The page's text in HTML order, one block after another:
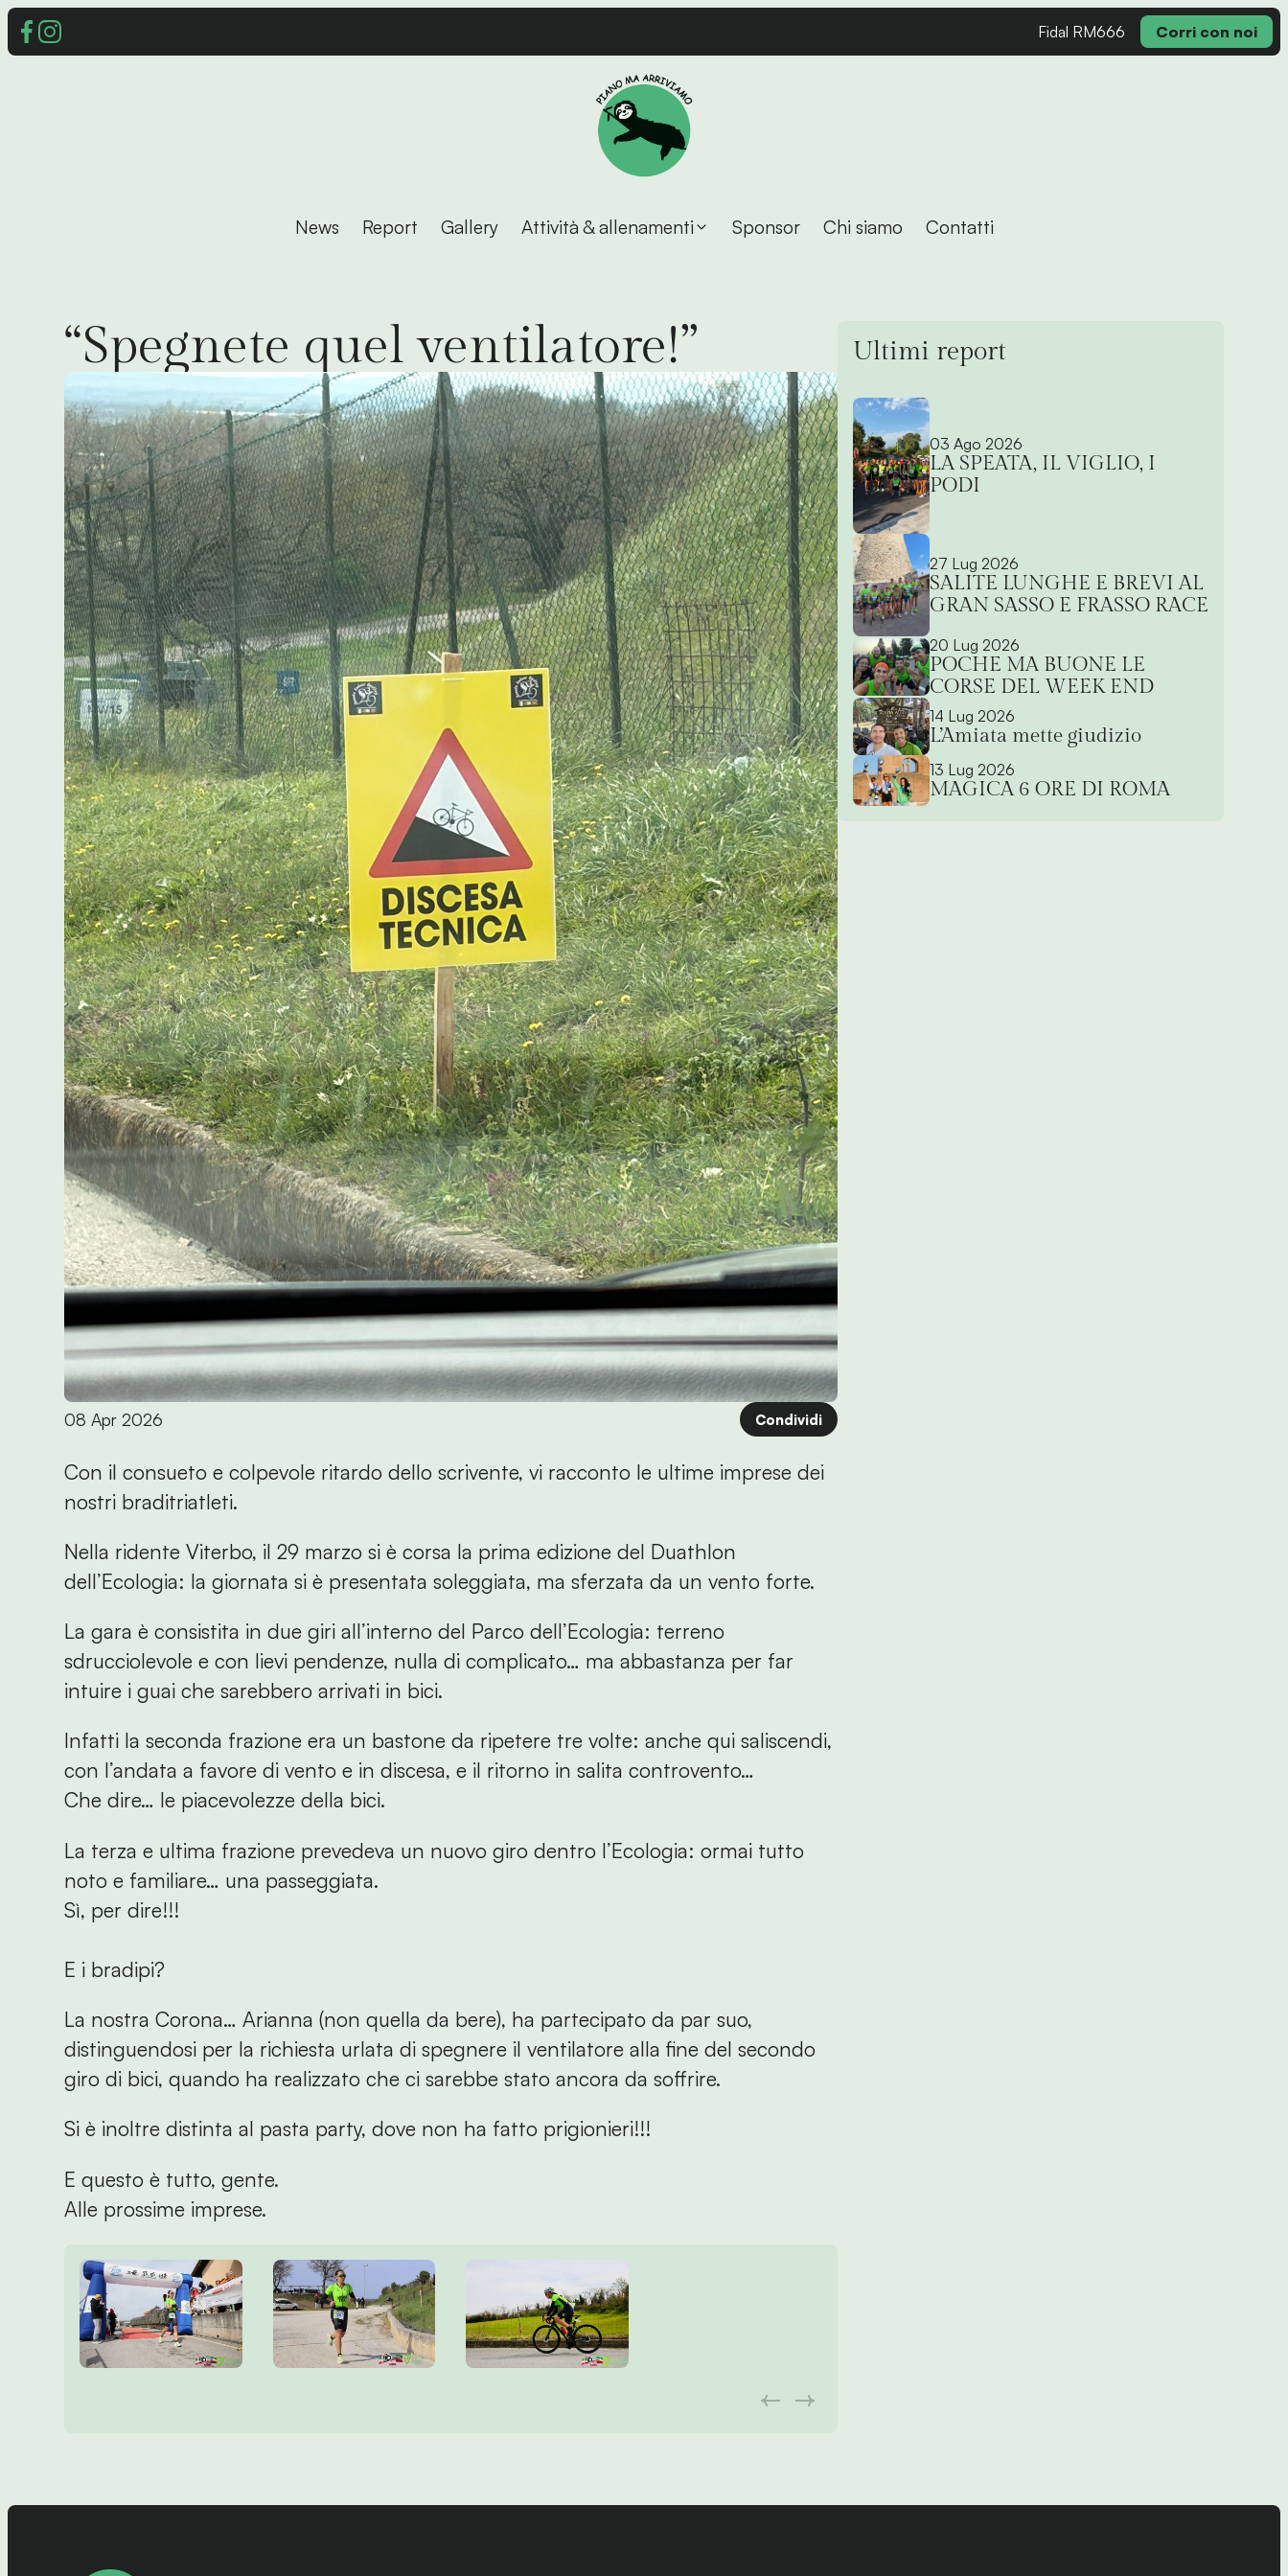
Fidal RM666 Corri con noi
News Report Gallery Attività & allenamenti Sponsor Chi siamo Contatti
“Spegnete quel ventilatore!”
08 Apr 2026 Condividi
Con il consueto e colpevole ritardo dello scrivente, vi racconto le ultime imprese dei
nostri braditriatleti.
Nella ridente Viterbo, il 29 marzo si è corsa la prima edizione del Duathlon
dell’Ecologia: la giornata si è presentata soleggiata, ma sferzata da un vento forte.
La gara è consistita in due giri all’interno del Parco dell’Ecologia: terreno
sdrucciolevole e con lievi pendenze, nulla di complicato… ma abbastanza per far
intuire i guai che sarebbero arrivati in bici.
Infatti la seconda frazione era un bastone da ripetere tre volte: anche qui saliscendi,
con l’andata a favore di vento e in discesa, e il ritorno in salita controvento…
Che dire… le piacevolezze della bici.
La terza e ultima frazione prevedeva un nuovo giro dentro l’Ecologia: ormai tutto
noto e familiare… una passeggiata.
Sì, per dire!!!
E i bradipi?
La nostra Corona… Arianna (non quella da bere), ha partecipato da par suo,
distinguendosi per la richiesta urlata di spegnere il ventilatore alla fine del secondo
giro di bici, quando ha realizzato che ci sarebbe stato ancora da soffrire.
Si è inoltre distinta al pasta party, dove non ha fatto prigionieri!!!
E questo è tutto, gente.
Alle prossime imprese.
Ultimi report
03 Ago 2026
LA SPEATA, IL VIGLIO, I
PODI
27 Lug 2026
SALITE LUNGHE E BREVI AL
GRAN SASSO E FRASSO RACE
20 Lug 2026
POCHE MA BUONE LE
CORSE DEL WEEK END
14 Lug 2026
L’Amiata mette giudizio
13 Lug 2026
MAGICA 6 ORE DI ROMA